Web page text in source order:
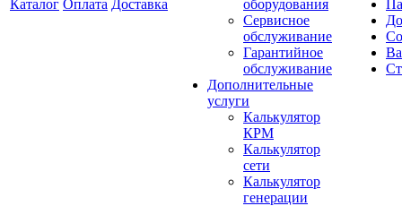
Каталог Оплата Доставка
оборудования
Сервисное
обслуживание
Гарантийное
обслуживание
Дополнительные
услуги
Калькулятор
КРМ
Калькулятор
сети
Калькулятор
генерации